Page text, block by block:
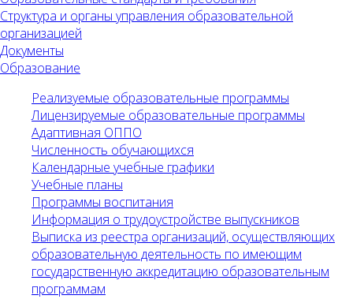
Структура и органы управления образовательной
организацией
Документы
Образование
Реализуемые образовательные программы
Лицензируемые образовательные программы
Адаптивная ОППО
Численность обучающихся
Календарные учебные графики
Учебные планы
Программы воспитания
Информация о трудоустройстве выпускников
Выписка из реестра организаций, осуществляющих
образовательную деятельность по имеющим
государственную аккредитацию образовательным
программам